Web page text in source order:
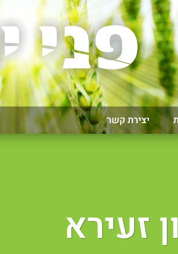
יצירת קשר
זעירא